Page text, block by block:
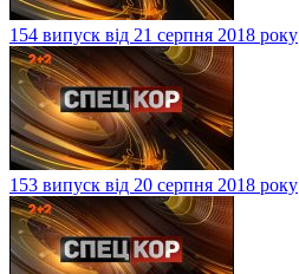
154 випуск від 21 серпня 2018 року
153 випуск від 20 серпня 2018 року